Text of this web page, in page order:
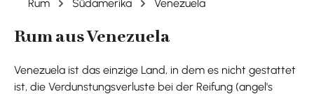
Rum Südamerika Venezuela
Rum aus Venezuela
Venezuela ist das einzige Land, in dem es nicht gestattet
ist, die Verdunstungsverluste bei der Reifung (angel's